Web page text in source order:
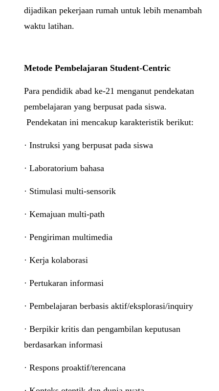
dijadikan pekerjaan rumah untuk lebih menambah
waktu latihan.
Metode Pembelajaran Student-Centric
Para pendidik abad ke-21 menganut pendekatan
pembelajaran yang berpusat pada siswa.
Pendekatan ini mencakup karakteristik berikut:
· Instruksi yang berpusat pada siswa
· Laboratorium bahasa
· Stimulasi multi-sensorik
· Kemajuan multi-path
· Pengiriman multimedia
· Kerja kolaborasi
· Pertukaran informasi
· Pembelajaran berbasis aktif/eksplorasi/inquiry
· Berpikir kritis dan pengambilan keputusan
berdasarkan informasi
· Respons proaktif/terencana